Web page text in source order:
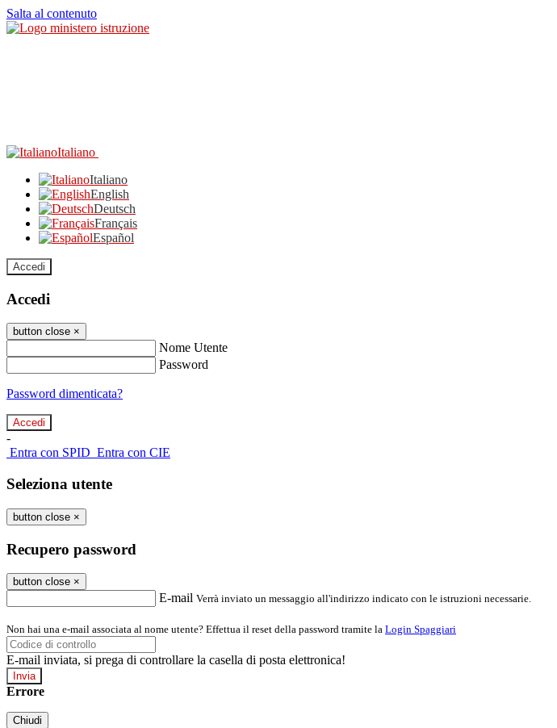
Salta al contenuto
Italiano
Italiano
English
Deutsch
Français
Español
Accedi
Accedi
button close ×
Nome Utente
Password
Password dimenticata?
-
Entra con SPID Entra con CIE
Seleziona utente
button close ×
Recupero password
button close ×
E-mail Verrà inviato un messaggio all'indirizzo indicato con le istruzioni necessarie.
Non hai una e-mail associata al nome utente? Effettua il reset della password tramite la Login Spaggiari
E-mail inviata, si prega di controllare la casella di posta elettronica!
Errore
Chiudi